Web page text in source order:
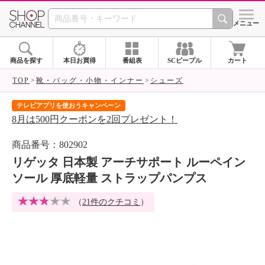
SHOP CHANNEL シメニュー
商品を探す 本日お買得 番組表 SCピープル カート
TOP 靴・バッグ・小物・インナー シューズ
テレビアプリを使おうキャンペーン
8月は500円クーポンを2回プレゼント！
商品番号：802902
リゲッタ 日本製 アーチサポート ルーペイン
ソール 厚底軽量 ストラップパンプス
（21件のクチコミ ）